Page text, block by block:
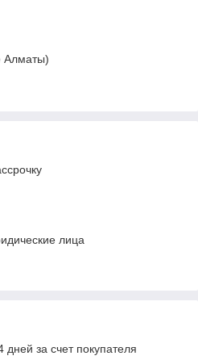
Алматы)
лица
дней за счет покупателя